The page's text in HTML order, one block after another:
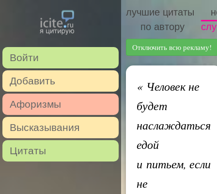
Войти
Добавить
Афоризмы
Высказывания
Цитаты
лучшие цитаты
по автору
Отключить всю рекламу!
«Человек не
будет
наслаждаться
едой
и питьем, если
не